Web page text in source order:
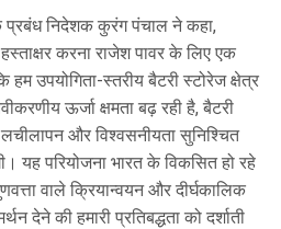
प्रबंध निदेशक कुरंग पंचाल ने कहा,
करना राजेश पावर के लिए एक
हम उपयोगिता-स्तरीय बैटरी स्टोरेज क्षेत्र
ऊर्जा क्षमता बढ़ रही है, बैटरी
और विश्वसनीयता सुनिश्चित
यह परियोजना भारत के विकसित हो रहे
वाले क्रियान्वयन और दीर्घकालिक
देने की हमारी प्रतिबद्धता को दर्शाती